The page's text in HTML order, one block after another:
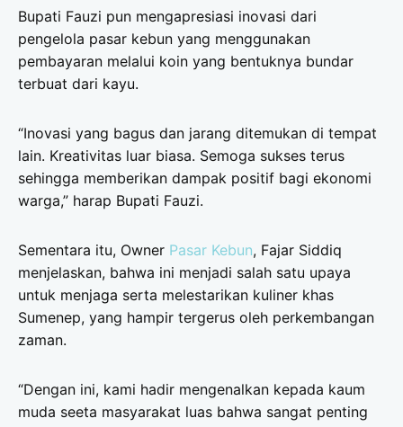
Bupati Fauzi pun mengapresiasi inovasi dari
pengelola pasar kebun yang menggunakan
pembayaran melalui koin yang bentuknya bundar
terbuat dari kayu.
“Inovasi yang bagus dan jarang ditemukan di tempat
lain. Kreativitas luar biasa. Semoga sukses terus
sehingga memberikan dampak positif bagi ekonomi
warga,” harap Bupati Fauzi.
Sementara itu, Owner Pasar Kebun, Fajar Siddiq
menjelaskan, bahwa ini menjadi salah satu upaya
untuk menjaga serta melestarikan kuliner khas
Sumenep, yang hampir tergerus oleh perkembangan
zaman.
“Dengan ini, kami hadir mengenalkan kepada kaum
muda seeta masyarakat luas bahwa sangat penting